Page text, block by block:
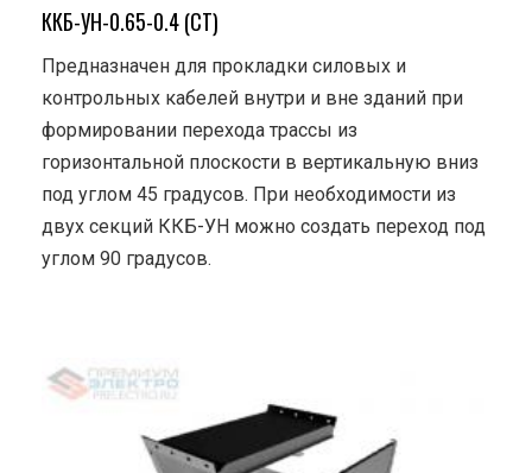
ККБ-УН-0.65-0.4 (СТ)
Предназначен для прокладки силовых и
контрольных кабелей внутри и вне зданий при
формировании перехода трассы из
горизонтальной плоскости в вертикальную вниз
под углом 45 градусов. При необходимости из
двух секций ККБ-УН можно создать переход под
углом 90 градусов.